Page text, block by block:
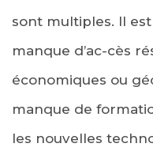
sont multiples. Il
manque d’ac-cès
économiques ou
manque de
les nouvelles